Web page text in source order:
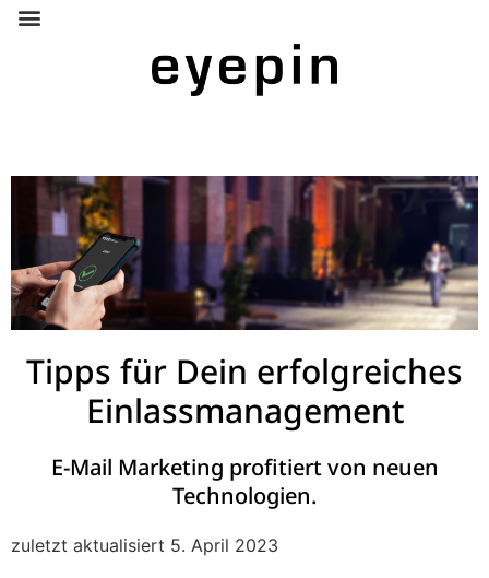
Tipps für Dein erfolgreiches
Einlassmanagement
E-Mail Marketing profitiert von neuen
Technologien.
zuletzt aktualisiert 5. April 2023